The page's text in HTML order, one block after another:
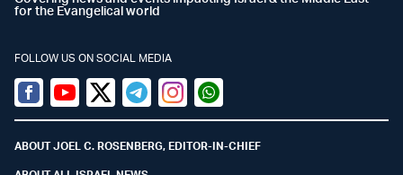
for the Evangelical world
FOLLOW US ON SOCIAL MEDIA
Facebook
YoutubeTwitter (X)
TelegramInstagramWhatsapp
ABOUT JOEL C. ROSENBERG, EDITOR-IN-CHIEF